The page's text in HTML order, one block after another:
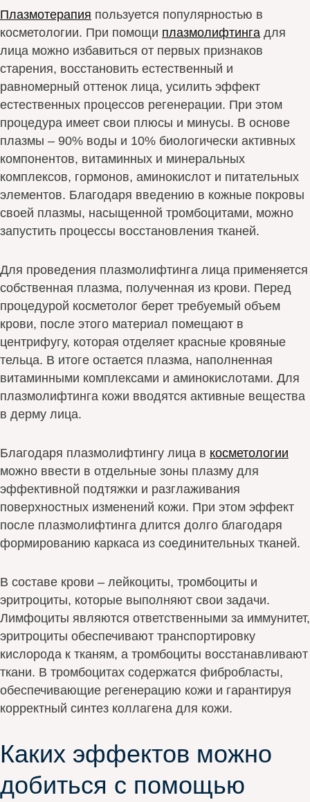
Плазмотерапия пользуется популярностью в
косметологии. При помощи плазмолифтинга для
лица можно избавиться от первых признаков
старения, восстановить естественный и
равномерный оттенок лица, усилить эффект
естественных процессов регенерации. При этом
процедура имеет свои плюсы и минусы. В основе
плазмы – 90% воды и 10% биологически активных
компонентов, витаминных и минеральных
комплексов, гормонов, аминокислот и питательных
элементов. Благодаря введению в кожные покровы
своей плазмы, насыщенной тромбоцитами, можно
запустить процессы восстановления тканей.
Для проведения плазмолифтинга лица применяется
собственная плазма, полученная из крови. Перед
процедурой косметолог берет требуемый объем
крови, после этого материал помещают в
центрифугу, которая отделяет красные кровяные
тельца. В итоге остается плазма, наполненная
витаминными комплексами и аминокислотами. Для
плазмолифтинга кожи вводятся активные вещества
в дерму лица.
Благодаря плазмолифтингу лица в косметологии
можно ввести в отдельные зоны плазму для
эффективной подтяжки и разглаживания
поверхностных изменений кожи. При этом эффект
после плазмолифтинга длится долго благодаря
формированию каркаса из соединительных тканей.
В составе крови – лейкоциты, тромбоциты и
эритроциты, которые выполняют свои задачи.
Лимфоциты являются ответственными за иммунитет,
эритроциты обеспечивают транспортировку
кислорода к тканям, а тромбоциты восстанавливают
ткани. В тромбоцитах содержатся фибробласты,
обеспечивающие регенерацию кожи и гарантируя
корректный синтез коллагена для кожи.
Каких эффектов можно
добиться с помощью